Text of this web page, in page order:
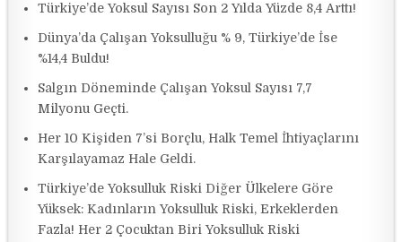
Türkiye’de Yoksul Sayısı Son 2 Yılda Yüzde 8,4 Arttı!
Dünya’da Çalışan Yoksulluğu % 9, Türkiye’de İse
%14,4 Buldu!
Salgın Döneminde Çalışan Yoksul Sayısı 7,7
Milyonu Geçti.
Her 10 Kişiden 7’si Borçlu, Halk Temel İhtiyaçlarını
Karşılayamaz Hale Geldi.
Türkiye’de Yoksulluk Riski Diğer Ülkelere Göre
Yüksek: Kadınların Yoksulluk Riski, Erkeklerden
Fazla! Her 2 Çocuktan Biri Yoksulluk Riski